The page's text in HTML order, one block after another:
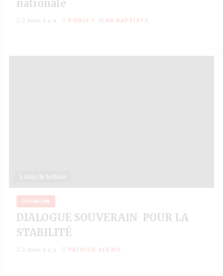
nationale
2 mois il y a RODLET JEAN BAPTISTE
2 min de lecture
OPINION
DIALOGUE SOUVERAIN POUR LA
STABILITÉ
2 mois il y a PATRICK ALEXIS